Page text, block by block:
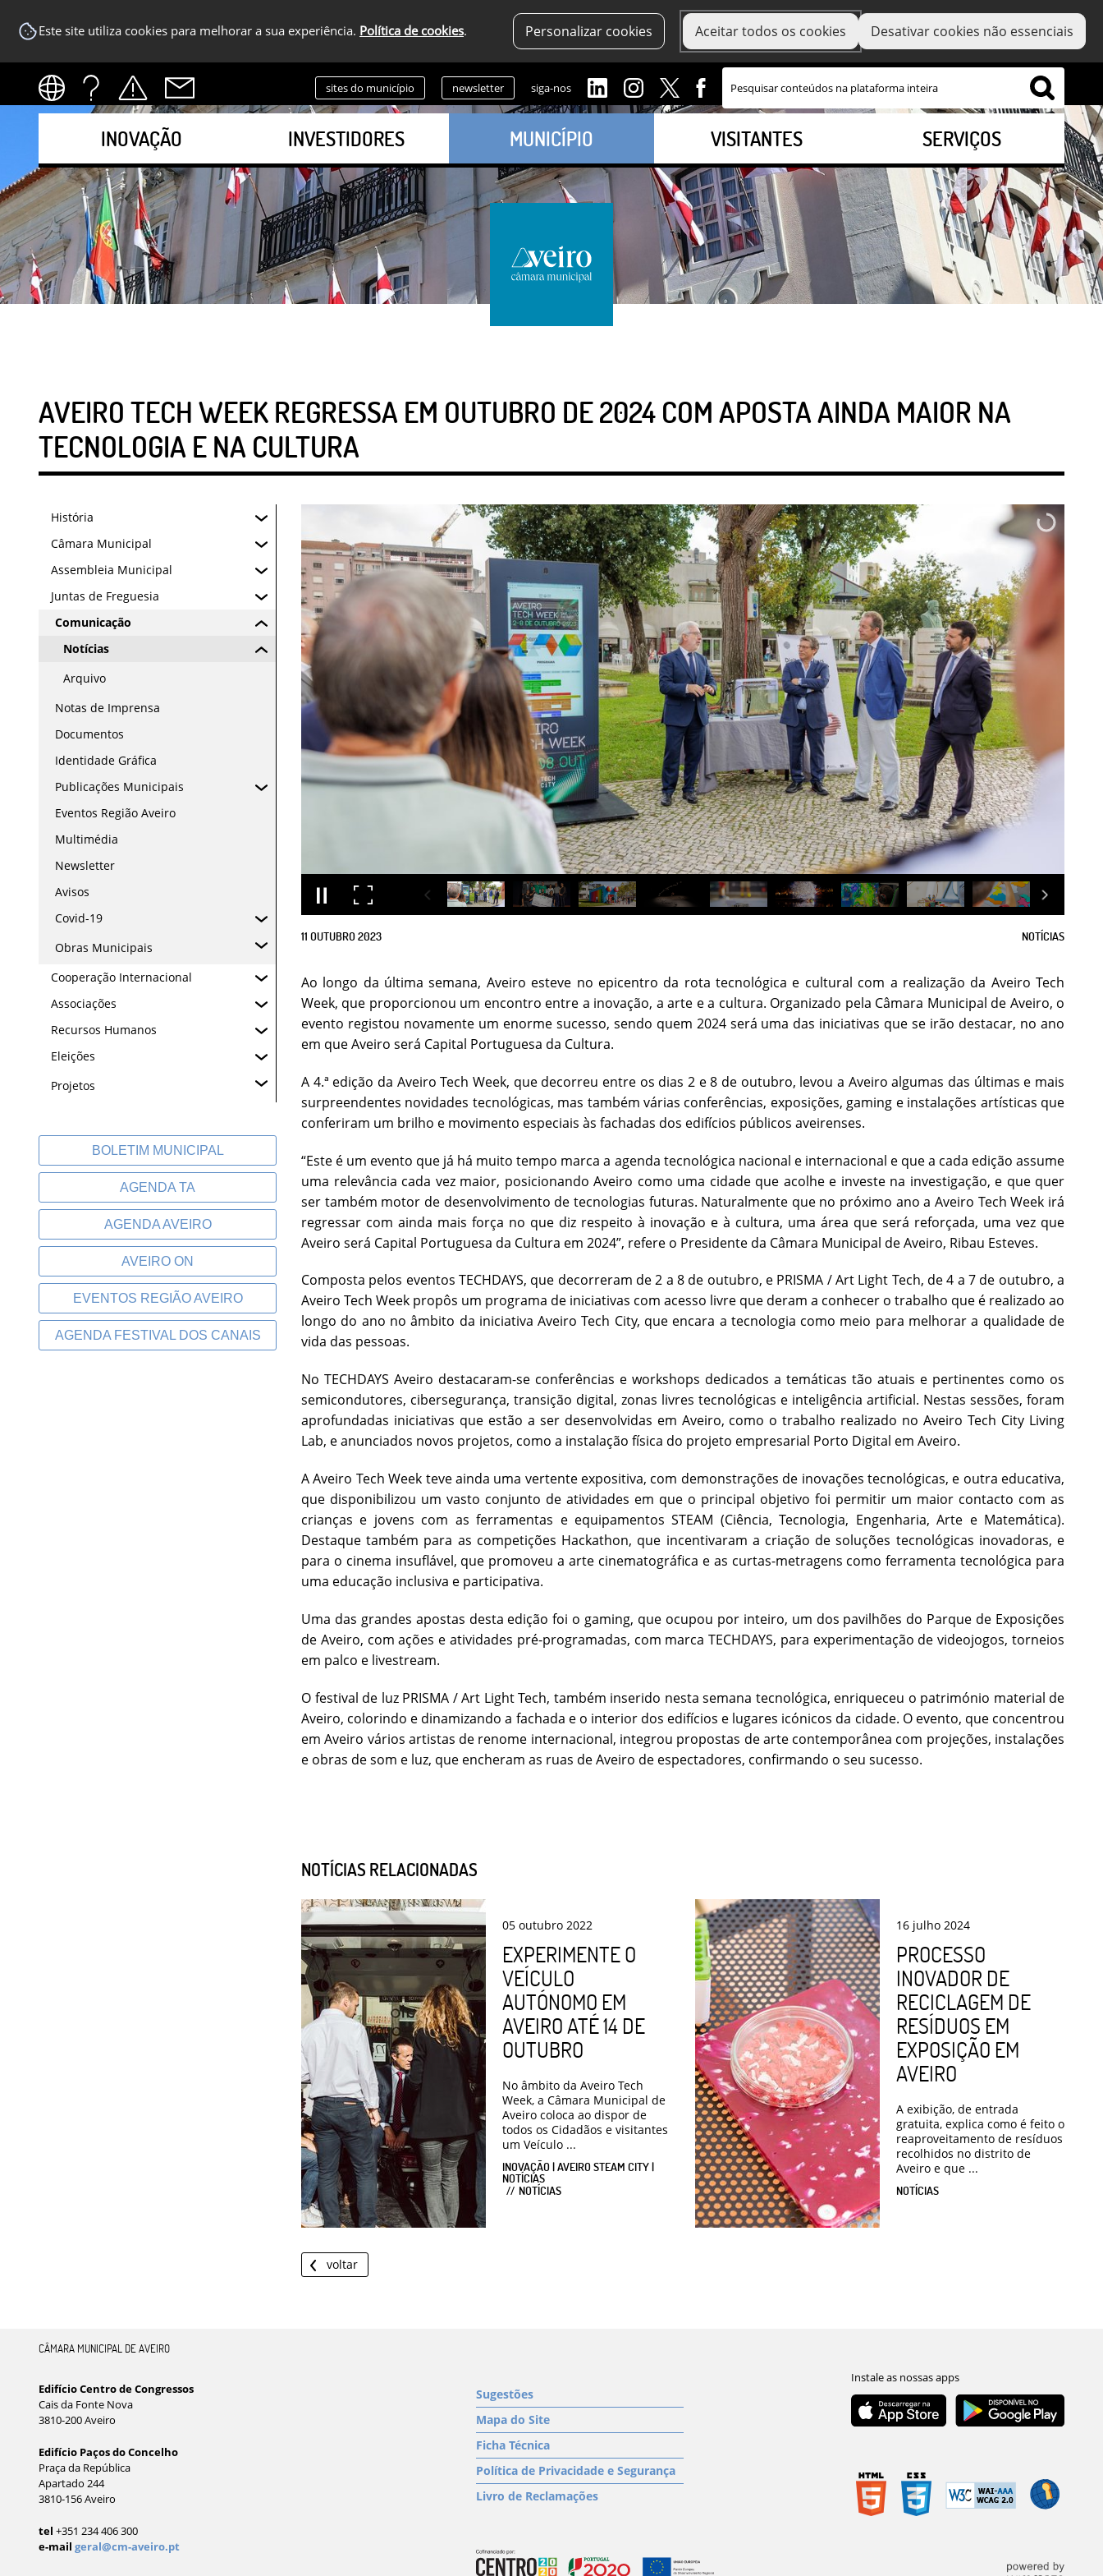
Este site utiliza cookies para melhorar a sua experiência. Política de cookies. Personalizar cookies Aceitar todos os cookies Desativar cookies não essenciais
sites do município newsletter siga-nos
INOVAÇÃO INVESTIDORES MUNICÍPIO VISITANTES SERVIÇOS
AVEIRO TECH WEEK REGRESSA EM OUTUBRO DE 2024 COM APOSTA AINDA MAIOR NA
TECNOLOGIA E NA CULTURA
História
Câmara Municipal
Assembleia Municipal
Juntas de Freguesia
Comunicação
Notícias
Arquivo
Notas de Imprensa
Documentos
Identidade Gráfica
Publicações Municipais
Eventos Região Aveiro
Multimédia
Newsletter
Avisos
Covid-19
Obras Municipais
Cooperação Internacional
Associações
Recursos Humanos
Eleições
Projetos
BOLETIM MUNICIPAL
AGENDA TA
AGENDA AVEIRO
AVEIRO ON
EVENTOS REGIÃO AVEIRO
AGENDA FESTIVAL DOS CANAIS
11 OUTUBRO2023 NOTÍCIAS
Ao longo da última semana, Aveiro esteve no epicentro da rota tecnológica e cultural com a realização da Aveiro Tech
Week, que proporcionou um encontro entre a inovação, a arte e a cultura. Organizado pela Câmara Municipal de Aveiro, o
evento registou novamente um enorme sucesso, sendo quem 2024 será uma das iniciativas que se irão destacar, no ano
em que Aveiro será Capital Portuguesa da Cultura.
A 4.ª edição da Aveiro Tech Week, que decorreu entre os dias 2 e 8 de outubro, levou a Aveiro algumas das últimas e mais
surpreendentes novidades tecnológicas, mas também várias conferências, exposições, gaming e instalações artísticas que
conferiram um brilho e movimento especiais às fachadas dos edifícios públicos aveirenses.
“Este é um evento que já há muito tempo marca a agenda tecnológica nacional e internacional e que a cada edição assume
uma relevância cada vez maior, posicionando Aveiro como uma cidade que acolhe e investe na investigação, e que quer
ser também motor de desenvolvimento de tecnologias futuras. Naturalmente que no próximo ano a Aveiro Tech Week irá
regressar com ainda mais força no que diz respeito à inovação e à cultura, uma área que será reforçada, uma vez que
Aveiro será Capital Portuguesa da Cultura em 2024”, refere o Presidente da Câmara Municipal de Aveiro, Ribau Esteves.
Composta pelos eventos TECHDAYS, que decorreram de 2 a 8 de outubro, e PRISMA / Art Light Tech, de 4 a 7 de outubro, a
Aveiro Tech Week propôs um programa de iniciativas com acesso livre que deram a conhecer o trabalho que é realizado ao
longo do ano no âmbito da iniciativa Aveiro Tech City, que encara a tecnologia como meio para melhorar a qualidade de
vida das pessoas.
No TECHDAYS Aveiro destacaram-se conferências e workshops dedicados a temáticas tão atuais e pertinentes como os
semicondutores, cibersegurança, transição digital, zonas livres tecnológicas e inteligência artificial. Nestas sessões, foram
aprofundadas iniciativas que estão a ser desenvolvidas em Aveiro, como o trabalho realizado no Aveiro Tech City Living
Lab, e anunciados novos projetos, como a instalação física do projeto empresarial Porto Digital em Aveiro.
A Aveiro Tech Week teve ainda uma vertente expositiva, com demonstrações de inovações tecnológicas, e outra educativa,
que disponibilizou um vasto conjunto de atividades em que o principal objetivo foi permitir um maior contacto com as
crianças e jovens com as ferramentas e equipamentos STEAM (Ciência, Tecnologia, Engenharia, Arte e Matemática).
Destaque também para as competições Hackathon, que incentivaram a criação de soluções tecnológicas inovadoras, e
para o cinema insuflável, que promoveu a arte cinematográfica e as curtas-metragens como ferramenta tecnológica para
uma educação inclusiva e participativa.
Uma das grandes apostas desta edição foi o gaming, que ocupou por inteiro, um dos pavilhões do Parque de Exposições
de Aveiro, com ações e atividades pré-programadas, com marca TECHDAYS, para experimentação de videojogos, torneios
em palco e livestream.
O festival de luz PRISMA / Art Light Tech, também inserido nesta semana tecnológica, enriqueceu o património material de
Aveiro, colorindo e dinamizando a fachada e o interior dos edifícios e lugares icónicos da cidade. O evento, que concentrou
em Aveiro vários artistas de renome internacional, integrou propostas de arte contemporânea com projeções, instalações
e obras de som e luz, que encheram as ruas de Aveiro de espectadores, confirmando o seu sucesso.
NOTÍCIAS RELACIONADAS
05 outubro 2022
EXPERIMENTE O
VEÍCULO
AUTÓNOMO EM
AVEIRO ATÉ 14 DE
OUTUBRO
No âmbito da Aveiro Tech
Week, a Câmara Municipal de
Aveiro coloca ao dispor de
todos os Cidadãos e visitantes
um Veículo ...
INOVAÇÃO | AVEIRO STEAM CITY |
NOTÍCIAS
NOTÍCIAS
16 julho 2024
PROCESSO
INOVADOR DE
RECICLAGEM DE
RESÍDUOS EM
EXPOSIÇÃO EM
AVEIRO
A exibição, de entrada
gratuita, explica como é feito o
reaproveitamento de resíduos
recolhidos no distrito de
Aveiro e que ...
NOTÍCIAS
voltar
CÂMARA MUNICIPAL DE AVEIRO
Edifício Centro de Congressos
Cais da Fonte Nova
3810-200 Aveiro
Edifício Paços do Concelho
Praça da República
Apartado 244
3810-156 Aveiro
tel +351 234 406 300
e-mail geral@cm-aveiro.pt
Sugestões
Mapa do Site
Ficha Técnica
Política de Privacidade e Segurança
Livro de Reclamações